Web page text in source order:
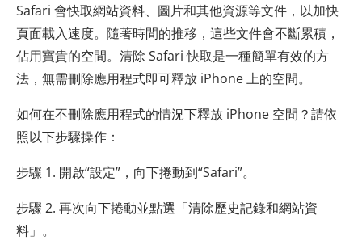
Safari 會快取網站資料、圖片和其他資源等文件，以加快
頁面載入速度。隨著時間的推移，這些文件會不斷累積，
佔用寶貴的空間。清除 Safari 快取是一種簡單有效的方
法，無需刪除應用程式即可釋放 iPhone 上的空間。
如何在不刪除應用程式的情況下釋放 iPhone 空間？請依
照以下步驟操作：
步驟 1. 開啟“設定”，向下捲動到“Safari”。
步驟 2. 再次向下捲動並點選「清除歷史記錄和網站資
料」。